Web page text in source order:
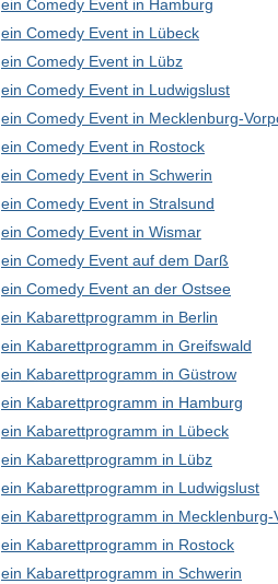
ein Comedy Event in Hamburg
ein Comedy Event in Lübeck
ein Comedy Event in Lübz
ein Comedy Event in Ludwigslust
ein Comedy Event in Mecklenburg-
ein Comedy Event in Rostock
ein Comedy Event in Schwerin
ein Comedy Event in Stralsund
ein Comedy Event in Wismar
ein Comedy Event auf dem Darß
ein Comedy Event an der Ostsee
ein Kabarettprogramm in Berlin
ein Kabarettprogramm in Greifswald
ein Kabarettprogramm in Güstrow
ein Kabarettprogramm in Hamburg
ein Kabarettprogramm in Lübeck
ein Kabarettprogramm in Lübz
ein Kabarettprogramm in Ludwigslust
ein Kabarettprogramm in
ein Kabarettprogramm in Rostock
ein Kabarettprogramm in Schwerin